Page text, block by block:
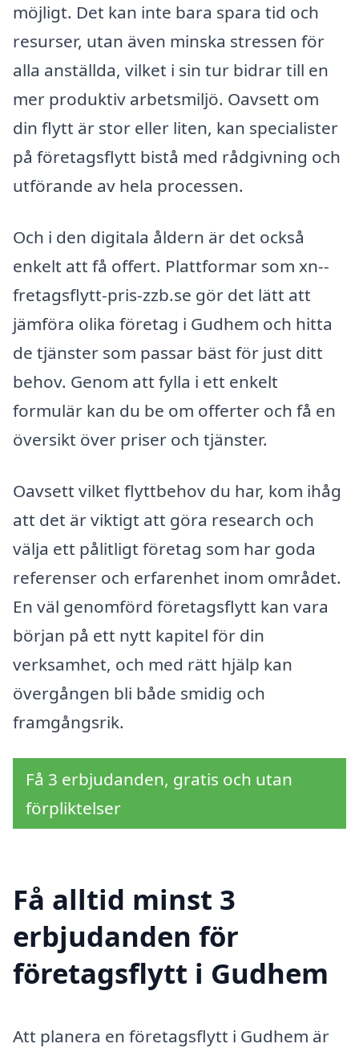
möjligt. Det kan inte bara spara tid och
resurser, utan även minska stressen för
alla anställda, vilket i sin tur bidrar till en
mer produktiv arbetsmiljö. Oavsett om
din flytt är stor eller liten, kan specialister
på företagsflytt bistå med rådgivning och
utförande av hela processen.
Och i den digitala åldern är det också
enkelt att få offert. Plattformar som xn--
fretagsflytt-pris-zzb.se gör det lätt att
jämföra olika företag i Gudhem och hitta
de tjänster som passar bäst för just ditt
behov. Genom att fylla i ett enkelt
formulär kan du be om offerter och få en
översikt över priser och tjänster.
Oavsett vilket flyttbehov du har, kom ihåg
att det är viktigt att göra research och
välja ett pålitligt företag som har goda
referenser och erfarenhet inom området.
En väl genomförd företagsflytt kan vara
början på ett nytt kapitel för din
verksamhet, och med rätt hjälp kan
övergången bli både smidig och
framgångsrik.
Få 3 erbjudanden, gratis och utan
förpliktelser
Få alltid minst 3
erbjudanden för
företagsflytt i Gudhem
Att planera en företagsflytt i Gudhem är